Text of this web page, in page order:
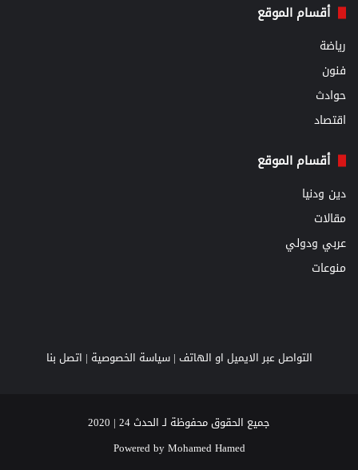
أقسام الموقع
رياضة
فنون
حوادث
اقتصاد
أقسام الموقع
دين ودنيا
مقالات
عربي ودولي
منوعات
التواصل عبر الايميل او الهاتف |سياسة الخصوصية | اتصل بنا
جميع الحقوق محفوظة لـ الحدث 24 | 2020
Powered byMohamed Hamed